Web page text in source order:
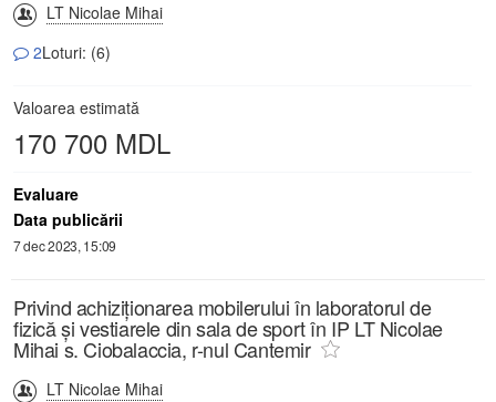
LT Nicolae Mihai
2Loturi: (6)
Valoarea estimată
170 700 MDL
Evaluare
Data publicării
7 dec 2023, 15:09
Privind achiziţionarea mobilerului în laboratorul de
fizică și vestiarele din sala de sport în IP LT Nicolae
Mihai s. Ciobalaccia, r-nul Cantemir
LT Nicolae Mihai